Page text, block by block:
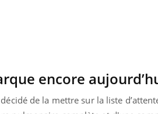
encore
de la mettre sur la liste